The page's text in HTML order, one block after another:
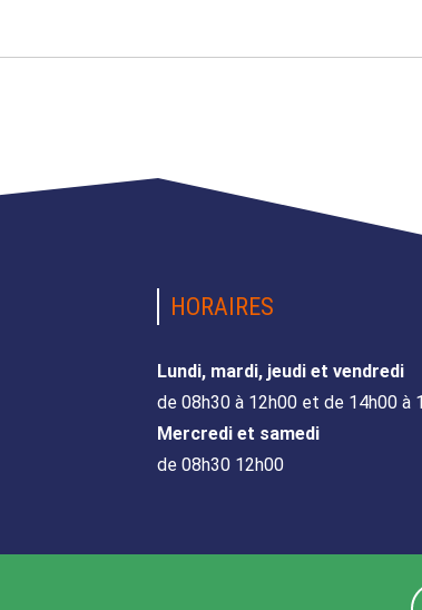
HORAIRES
Lundi, mardi, jeudi et vendredi
de 08h30 à 12h00 et de 14h00 à
Mercredi et samedi
de 08h30 12h00